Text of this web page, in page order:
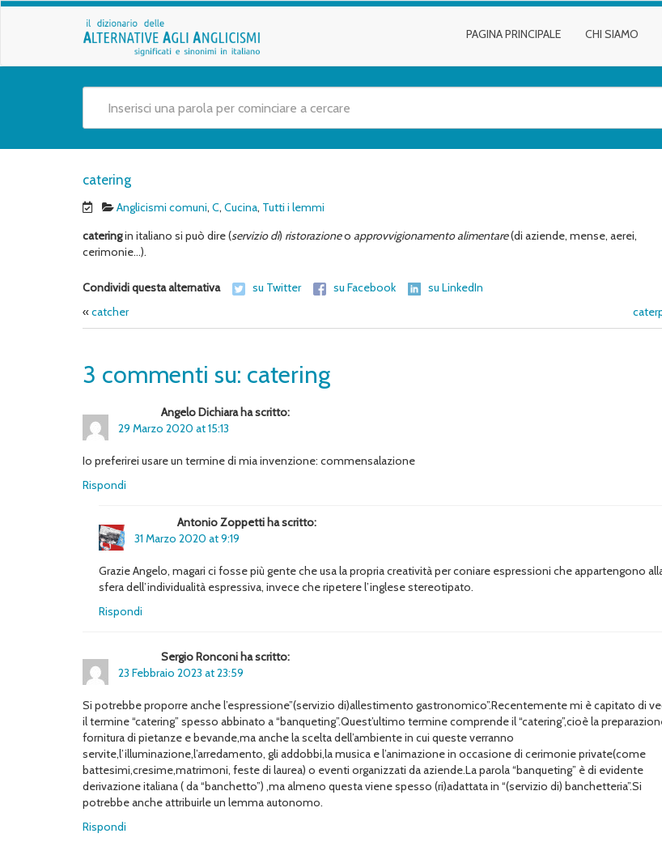
PAGINA PRINCIPALE CHI SIAMO
catering
Anglicismi comuni, C, Cucina, Tutti i lemmi
cateringin italiano si può dire (servizio di) ristorazioneo approvvigionamento alimentare(di aziende, mense, aerei,
cerimonie…).
Condividi questa alternativa su Twitter su Facebook
su LinkedIn
«catcher
3 commenti su: catering
Angelo Dichiara ha scritto:
29 Marzo 2020 at 15:13
Io preferirei usare un termine di mia invenzione: commensalazione
Rispondi
Antonio Zoppetti ha scritto:
31 Marzo 2020 at 9:19
Grazie Angelo, magari ci fosse più gente che usa la propria creatività per coniare espressioni che appartengono
sfera dell’individualità espressiva, invece che ripetere l’inglese stereotipato.
Rispondi
Sergio Ronconi ha scritto:
23 Febbraio 2023 at 23:59
Si potrebbe proporre anche l’espressione”(servizio di)allestimento gastronomico”.Recentemente mi è capitato di
il termine “catering” spesso abbinato a “banqueting”.Quest’ultimo termine comprende il “catering”,cioè la
fornitura di pietanze e bevande,ma anche la scelta dell’ambiente in cui queste verranno
servite,l’illuminazione,l’arredamento, gli addobbi,la musica e l’animazione in occasione di cerimonie private(come
battesimi,cresime,matrimoni, feste di laurea) o eventi organizzati da aziende.La parola “banqueting” è di evidente
derivazione italiana ( da “banchetto”) ,ma almeno questa viene spesso (ri)adattata in “(servizio di) banchetteria”.Si
potrebbe anche attribuirle un lemma autonomo.
Rispondi